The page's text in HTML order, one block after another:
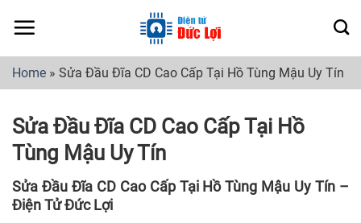
Home » Sửa Đầu Đĩa CD Cao Cấp Tại Hồ Tùng Mậu Uy Tín
Sửa Đầu Đĩa CD Cao Cấp Tại Hồ
Tùng Mậu Uy Tín
Sửa Đầu Đĩa CD Cao Cấp Tại Hồ Tùng Mậu Uy Tín –
Điện Tử Đức Lợi